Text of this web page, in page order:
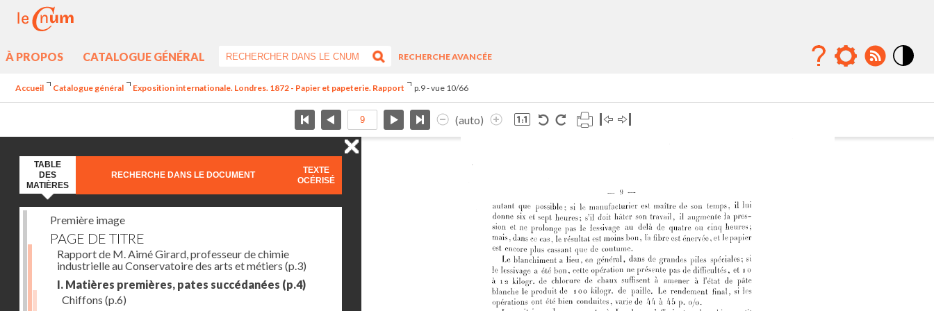
À PROPOS CATALOGUE GÉNÉRAL
RECHERCHE AVANCÉE
Accueil Catalogue général Exposition internationale. Londres. 1872 - Papier et papeterie. Rapport p.9 - vue 10/66
(auto)
TABLE
DES
MATIÈRES
RECHERCHE DANS LE DOCUMENT
TEXTE
OCÉRISÉ
Première image
PAGE DE TITRE
Rapport de M. Aimé Girard, professeur de chimie
industrielle au Conservatoire des arts et métiers (p.3)
I. Matières premières, pates succédanées (p.4)
Chiffons (p.6)